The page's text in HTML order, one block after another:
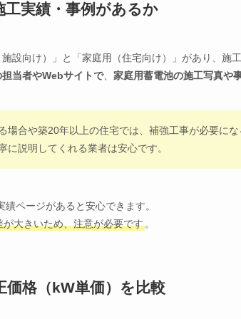
工実績・事例があるか
設向け）」と「家庭用（住宅向け）」があり、施
担当者やWebサイトで、 家庭用蓄電池の施工写真や
場合や築20年以上の住宅では、補強工事が必要にな
に説明してくれる業者は安心です。
ページがあると安心できます。
大きいため、注意が必要です 。
価格（kW単価）を比較